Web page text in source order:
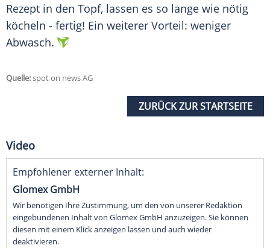
Rezept in den Topf, lassen es so lange wie nötig
köcheln - fertig! Ein weiterer Vorteil: weniger
Abwasch.
Quelle:spot on news AG
ZURÜCK ZUR STARTSEITE
Video
Empfohlener externer Inhalt:
Glomex GmbH
Wir benötigen Ihre Zustimmung, um den von unserer Redaktion
eingebundenen Inhalt von Glomex GmbH anzuzeigen. Sie können
diesen mit einem Klick anzeigen lassen und auch wieder
deaktivieren.